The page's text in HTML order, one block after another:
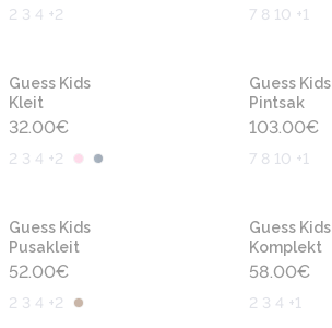
2 3 4 +2 7 8 10 +1
Guess Kids
Kleit
32.00€
2 3 4 +2
Guess Kids
Pintsak
103.00€
7 8 10 +1
Guess Kids
Pusakleit
52.00€
2 3 4 +2
Guess Kids
Komplekt
58.00€
2 3 4 +1